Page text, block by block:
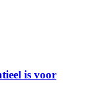
is voor